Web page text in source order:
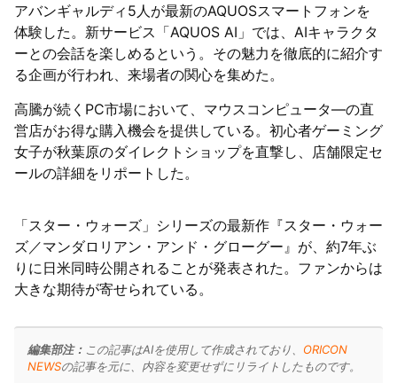
アバンギャルディ5人が最新のAQUOSスマートフォンを
体験した。新サービス「AQUOS AI」では、AIキャラクタ
ーとの会話を楽しめるという。その魅力を徹底的に紹介す
る企画が行われ、来場者の関心を集めた。
高騰が続くPC市場において、マウスコンピュータ―の直
営店がお得な購入機会を提供している。初心者ゲーミング
女子が秋葉原のダイレクトショップを直撃し、店舗限定セ
ールの詳細をリポートした。
「スター・ウォーズ」シリーズの最新作『スター・ウォー
ズ／マンダロリアン・アンド・グローグー』が、約7年ぶ
りに日米同時公開されることが発表された。ファンからは
大きな期待が寄せられている。
編集部注： この記事はAIを使用して作成されており、 ORICON
NEWSの記事を元に、内容を変更せずにリライトしたものです。